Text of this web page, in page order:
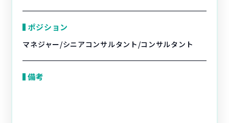
ポジション
マネジャー/シニアコンサルタント/コンサルタント
備考